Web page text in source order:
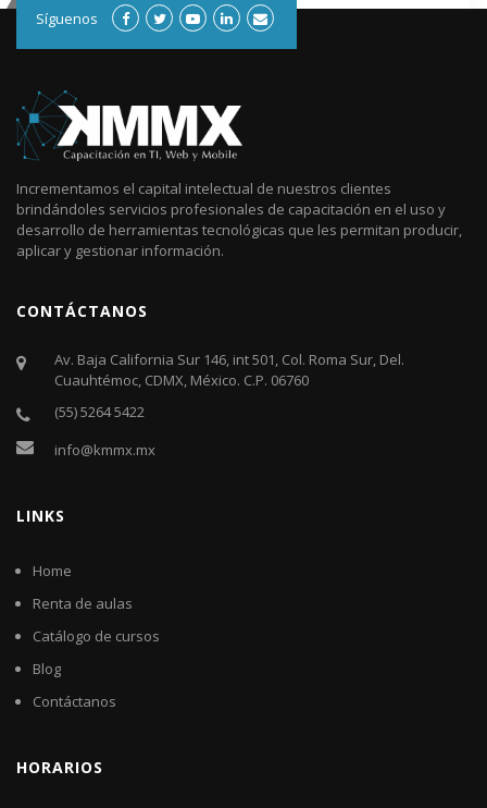
Síguenos
Incrementamos el capital intelectual de nuestros clientes
brindándoles servicios profesionales de capacitación en el uso y
desarrollo de herramientas tecnológicas que les permitan producir,
aplicar y gestionar información.
CONTÁCTANOS
Av. Baja California Sur 146, int 501, Col. Roma Sur, Del.
Cuauhtémoc, CDMX, México. C.P. 06760​
(55) 5264 5422
info@kmmx.mx
LINKS
Home
Renta de aulas
Catálogo de cursos
Blog
Contáctanos
HORARIOS